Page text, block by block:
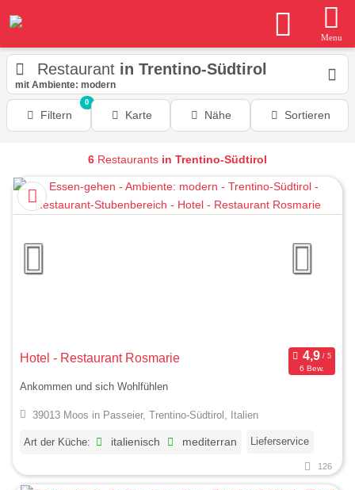
Menu
Restaurant in Trentino-Südtirol
mit Ambiente: modern
Filtern
0
Karte Nähe Sortieren
6 Restaurants in Trentino-Südtirol
Hotel - Restaurant Rosmarie
6 Bew.
Ankommen und sich Wohlfühlen
39013 Moos in Passeier, Trentino-Südtirol, Italien
Art der Küche: italienisch mediterran Lieferservice
126